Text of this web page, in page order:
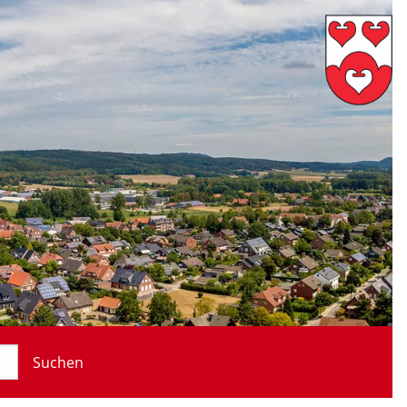
Suchen